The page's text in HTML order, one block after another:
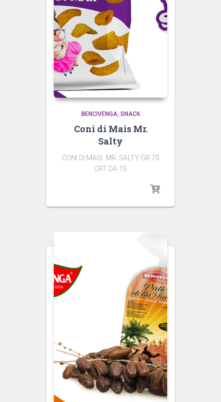
BENCIVENGA SNACK
Coni di Mais Mr.
Salty
CONI DI MAIS MR. SALTY GR.70
CRT DA 15